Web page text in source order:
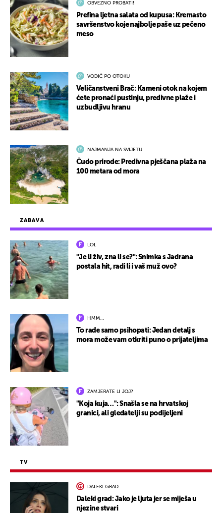
ZABAVA
LOL
"Je li živ, zna li se?": Snimka s Jadrana
postala hit, radi li i vaš muž ovo?
HMM…
To rade samo psihopati: Jedan detalj s
mora može vam otkriti puno o prijateljima
ZAMJERATE LI JOJ?
"Koja kuja…": Snašla se na hrvatskoj
granici, ali gledatelji su podijeljeni
TV
DALEKI GRAD
Daleki grad: Jako je ljuta jer se miješa u
njezine stvari
OBVEZNO PROBATI!
Prefina ljetna salata od kupusa: Kremasto
savršenstvo koje najbolje paše uz pečeno
meso
VODIČ PO OTOKU
Veličanstveni Brač: Kameni otok na kojem
ćete pronaći pustinju, predivne plaže i
uzbudljivu hranu
NAJMANJA NA SVIJETU
Čudo prirode: Predivna pješčana plaža na
100 metara od mora